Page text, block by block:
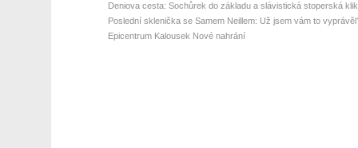
Deniova cesta: Sochůrek do základu a slávistická stoperská
Poslední sklenička se Samem Neillem: Už jsem vám to
Epicentrum Kalousek Nové nahrání